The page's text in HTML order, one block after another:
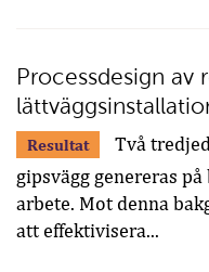
Processdesign av
Resultat
Två
gipsvägg genereras
arbete. Mot denna
att effektivisera...